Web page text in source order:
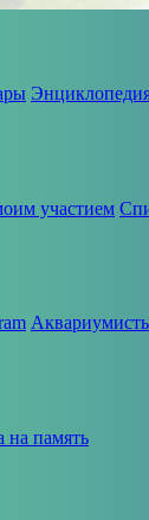
участием
на память